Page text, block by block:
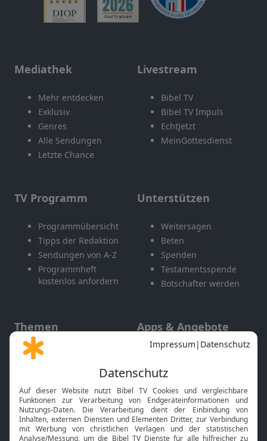
Mediathek
Mehr entdecken
Exklusiv
Genres
Alle Sendungen
Letzte Chance
Livestream
Bibel TV
Bibel TV Impuls
EchtJetzt
MeinGottesdienst
TV Programm
Programmübersicht
Tipps der Redaktion
Sendungen von A-Z
Programmheft
kostenlos anfordern
Unterstützen
Weitersagen
Beten
Spenden
Testamentsspende
Botschafter werden
Themen
Gott und Bibel erklärt
Neuigkeiten
Apps & Angebote
Mobile App
Smart TV
HbbTV
Bibelthek Online-Bibel